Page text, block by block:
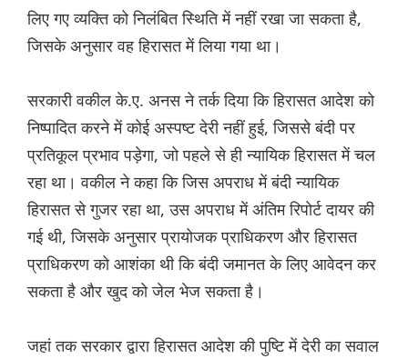
लिए गए व्यक्ति को निलंबित स्थिति में नहीं रखा जा सकता है,
जिसके अनुसार वह हिरासत में लिया गया था।
सरकारी वकील के.ए. अनस ने तर्क दिया कि हिरासत आदेश को
निष्पादित करने में कोई अस्पष्ट देरी नहीं हुई, जिससे बंदी पर
प्रतिकूल प्रभाव पड़ेगा, जो पहले से ही न्यायिक हिरासत में चल
रहा था। वकील ने कहा कि जिस अपराध में बंदी न्यायिक
हिरासत से गुजर रहा था, उस अपराध में अंतिम रिपोर्ट दायर की
गई थी, जिसके अनुसार प्रायोजक प्राधिकरण और हिरासत
प्राधिकरण को आशंका थी कि बंदी जमानत के लिए आवेदन कर
सकता है और खुद को जेल भेज सकता है।
जहां तक सरकार द्वारा हिरासत आदेश की पुष्टि में देरी का सवाल